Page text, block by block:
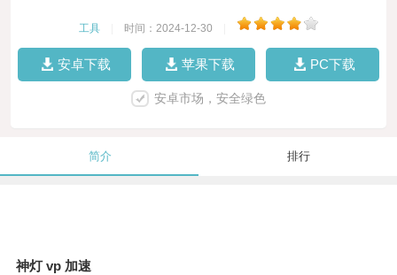
工具 时间：2024-12-30
安卓下载 苹果下载 PC下载
安卓市场，安全绿色
简介 排行
神灯 vp 加速